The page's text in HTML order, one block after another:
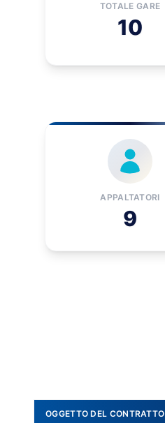
TOTALE GARE
10
APPALTATORI
9
OGGETTO DEL CONTRATTO